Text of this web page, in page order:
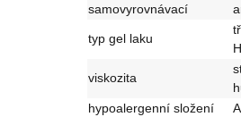
samovyrovnávací
typ gel laku
viskozita
hypoalergenní složení